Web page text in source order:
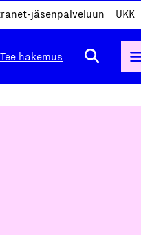
jäsenpalveluun UKK
Tee hakemus